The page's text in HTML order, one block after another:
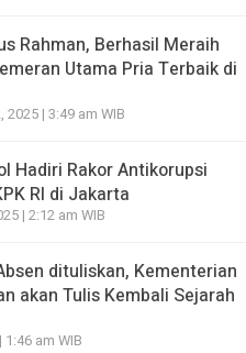
Rahman, Berhasil Meraih
Utama Pria Terbaik di
2025 | 3:49 am WIB
Hadiri Rakor Antikorupsi
RI di Jakarta
| 2:12 am WIB
dituliskan, Kementerian
akan Tulis Kembali Sejarah
1:46 am WIB